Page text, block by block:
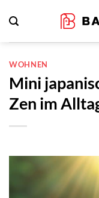
Inhalt
springen
WOHNEN
Mini
Zen im